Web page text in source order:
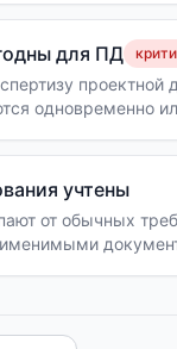
для ПД
одновременно
учтены
от обычных